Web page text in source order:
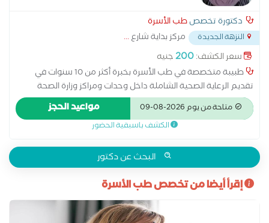
دكتورة تخصصطب الأسرة
النزهة الجديدة مركز بداية شارع...
سعر الكشف:200جنيه
طبيبة متخصصة في طب الأسرة بخبرة أكثر من 10 سنوات في
تقديم الرعاية الصحية الشاملة داخل وحدات ومراكز وزارة الصحة
المصرية. حاصلة على ماجستير في طب الأسرة، ودبلومات مهنية في
السكري أقدّم استشارات دقيقة ومبسطة في مجالات: تنظيم
ومتابعة مرضى السكري والضغط مشاكل الغدة الدرقية متابعة
طبيبًا يستمع ويفهم حالته ويضع له خطة واقعية، وهذا ما أحرص
عليه في كل استشارة.
متاحة من يوم 2026-08-09 مواعيد الحجز
الكشف باسبقية الحضور
البحث عن دكتور
إقرأ أيضا من تخصص طب الأسرة